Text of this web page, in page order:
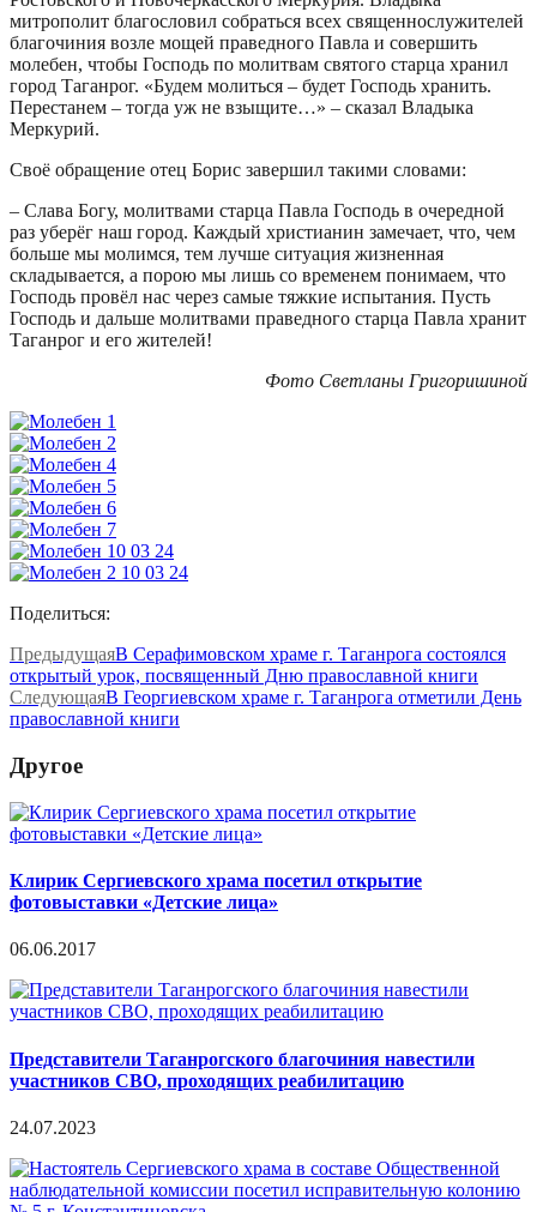
митрополит благословил собраться всех священнослужителей
благочиния возле мощей праведного Павла и совершить
молебен, чтобы Господь по молитвам святого старца хранил
город Таганрог. «Будем молиться – будет Господь хранить.
Перестанем – тогда уж не взыщите…» – сказал Владыка
Меркурий.
Своё обращение отец Борис завершил такими словами:
– Слава Богу, молитвами старца Павла Господь в очередной
раз уберёг наш город. Каждый христианин замечает, что, чем
больше мы молимся, тем лучше ситуация жизненная
складывается, а порою мы лишь со временем понимаем, что
Господь провёл нас через самые тяжкие испытания. Пусть
Господь и дальше молитвами праведного старца Павла хранит
Таганрог и его жителей!
Фото Светланы Григоришиной
Поделиться:
ПредыдущаяВ Серафимовском храме г. Таганрога состоялся
открытый урок, посвященный Дню православной книги
СледующаяВ Георгиевском храме г. Таганрога отметили День
православной книги
Другое
Клирик Сергиевского храма посетил открытие
фотовыставки «Детские лица»
06.06.2017
Представители Таганрогского благочиния навестили
участников СВО, проходящих реабилитацию
24.07.2023